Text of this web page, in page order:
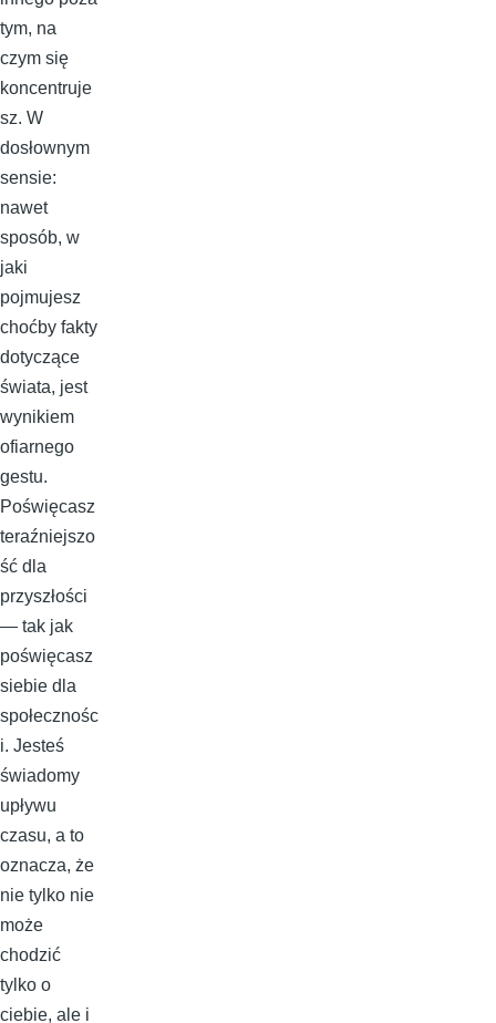
tym, na
czym się
koncentruje
sz. W
dosłownym
sensie:
nawet
sposób, w
jaki
pojmujesz
choćby fakty
dotyczące
świata, jest
wynikiem
ofiarnego
gestu.
Poświęcasz
teraźniejszo
ść dla
przyszłości
— tak jak
poświęcasz
siebie dla
społecznośc
i. Jesteś
świadomy
upływu
czasu, a to
oznacza, że
nie tylko nie
może
chodzić
tylko o
ciebie, ale i